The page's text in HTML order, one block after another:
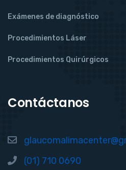
Exámenes de diagnóstico
Procedimientos Láser
Procedimientos Quirúrgicos
Contáctanos
(01) 710 0690